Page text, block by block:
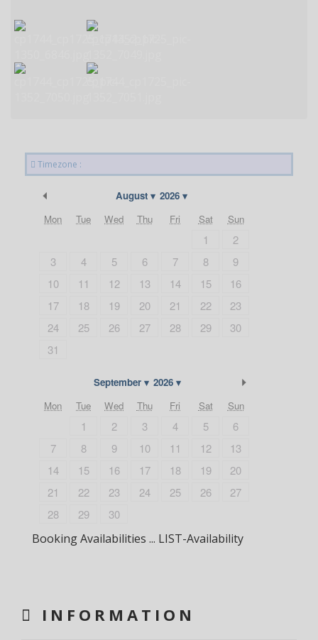
Timezone :
August 2026
Previous Month
Mon Tue Wed Thu Fri Sat Sun
1
2
3
4 5 6 7 8
9
10
11 12 13 14 15
16
17
18 19 20 21 22
23
24
25 26 27 28 29
30
31
September 2026
Mon Tue Wed Thu Fri Sat Sun
1 2 3 4 5
6
7
8 9 10 11 12
13
14
15 16 17 18 19
20
21
22 23 24 25 26
27
28
29 30
Booking Availabilities ... LIST-Availability
INFORMATION